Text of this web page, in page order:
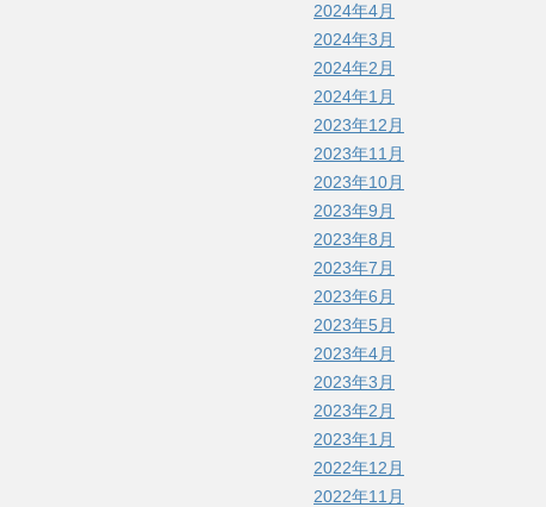
2024年4月
2024年3月
2024年2月
2024年1月
2023年12月
2023年11月
2023年10月
2023年9月
2023年8月
2023年7月
2023年6月
2023年5月
2023年4月
2023年3月
2023年2月
2023年1月
2022年12月
2022年11月